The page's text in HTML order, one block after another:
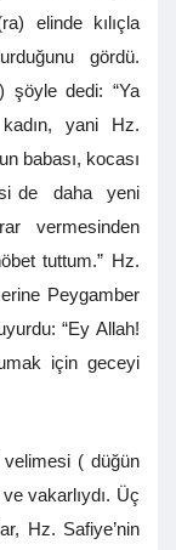
elinde kılıçla
gördü.
şöyle dedi: “Ya
yani Hz.
babası, kocası
de daha yeni
vermesinden
tuttum.” Hz.
Peygamber
“Ey Allah!
için geceyi
( düğün
vakarlıydı. Üç
Hz. Safiye’nin